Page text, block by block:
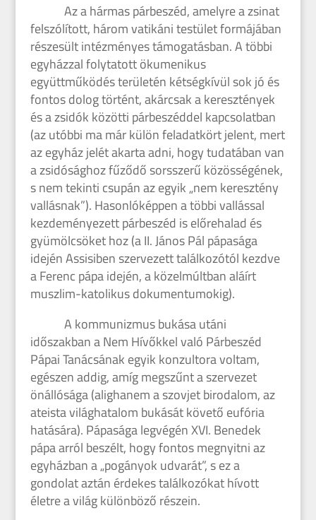
Az a hármas párbeszéd, amelyre a zsinat
felszólított, három vatikáni testület formájában
részesült intézményes támogatásban. A többi
egyházzal folytatott ökumenikus
együttműködés területén kétségkívül sok jó és
fontos dolog történt, akárcsak a keresztények
és a zsidók közötti párbeszéddel kapcsolatban
(az utóbbi ma már külön feladatkört jelent, mert
az egyház jelét akarta adni, hogy tudatában van
a zsidósághoz fűződő sorsszerű közösségének,
s nem tekinti csupán az egyik „nem keresztény
vallásnak”). Hasonlóképpen a többi vallással
kezdeményezett párbeszéd is előrehalad és
gyümölcsöket hoz (a II. János Pál pápasága
idején Assisiben szervezett találkozótól kezdve
a Ferenc pápa idején, a közelmúltban aláírt
muszlim-katolikus dokumentumokig).
A kommunizmus bukása utáni
időszakban a Nem Hívőkkel való Párbeszéd
Pápai Tanácsának egyik konzultora voltam,
egészen addig, amíg megszűnt a szervezet
önállósága (alighanem a szovjet birodalom, az
ateista világhatalom bukását követő eufória
hatására). Pápasága legvégén XVI. Benedek
pápa arról beszélt, hogy fontos megnyitni az
egyházban a „pogányok udvarát”, s ez a
gondolat aztán érdekes találkozókat hívott
életre a világ különböző részein.